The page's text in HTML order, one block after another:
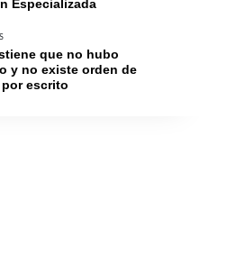
Especializada
que no hubo
y no existe orden de
escrito